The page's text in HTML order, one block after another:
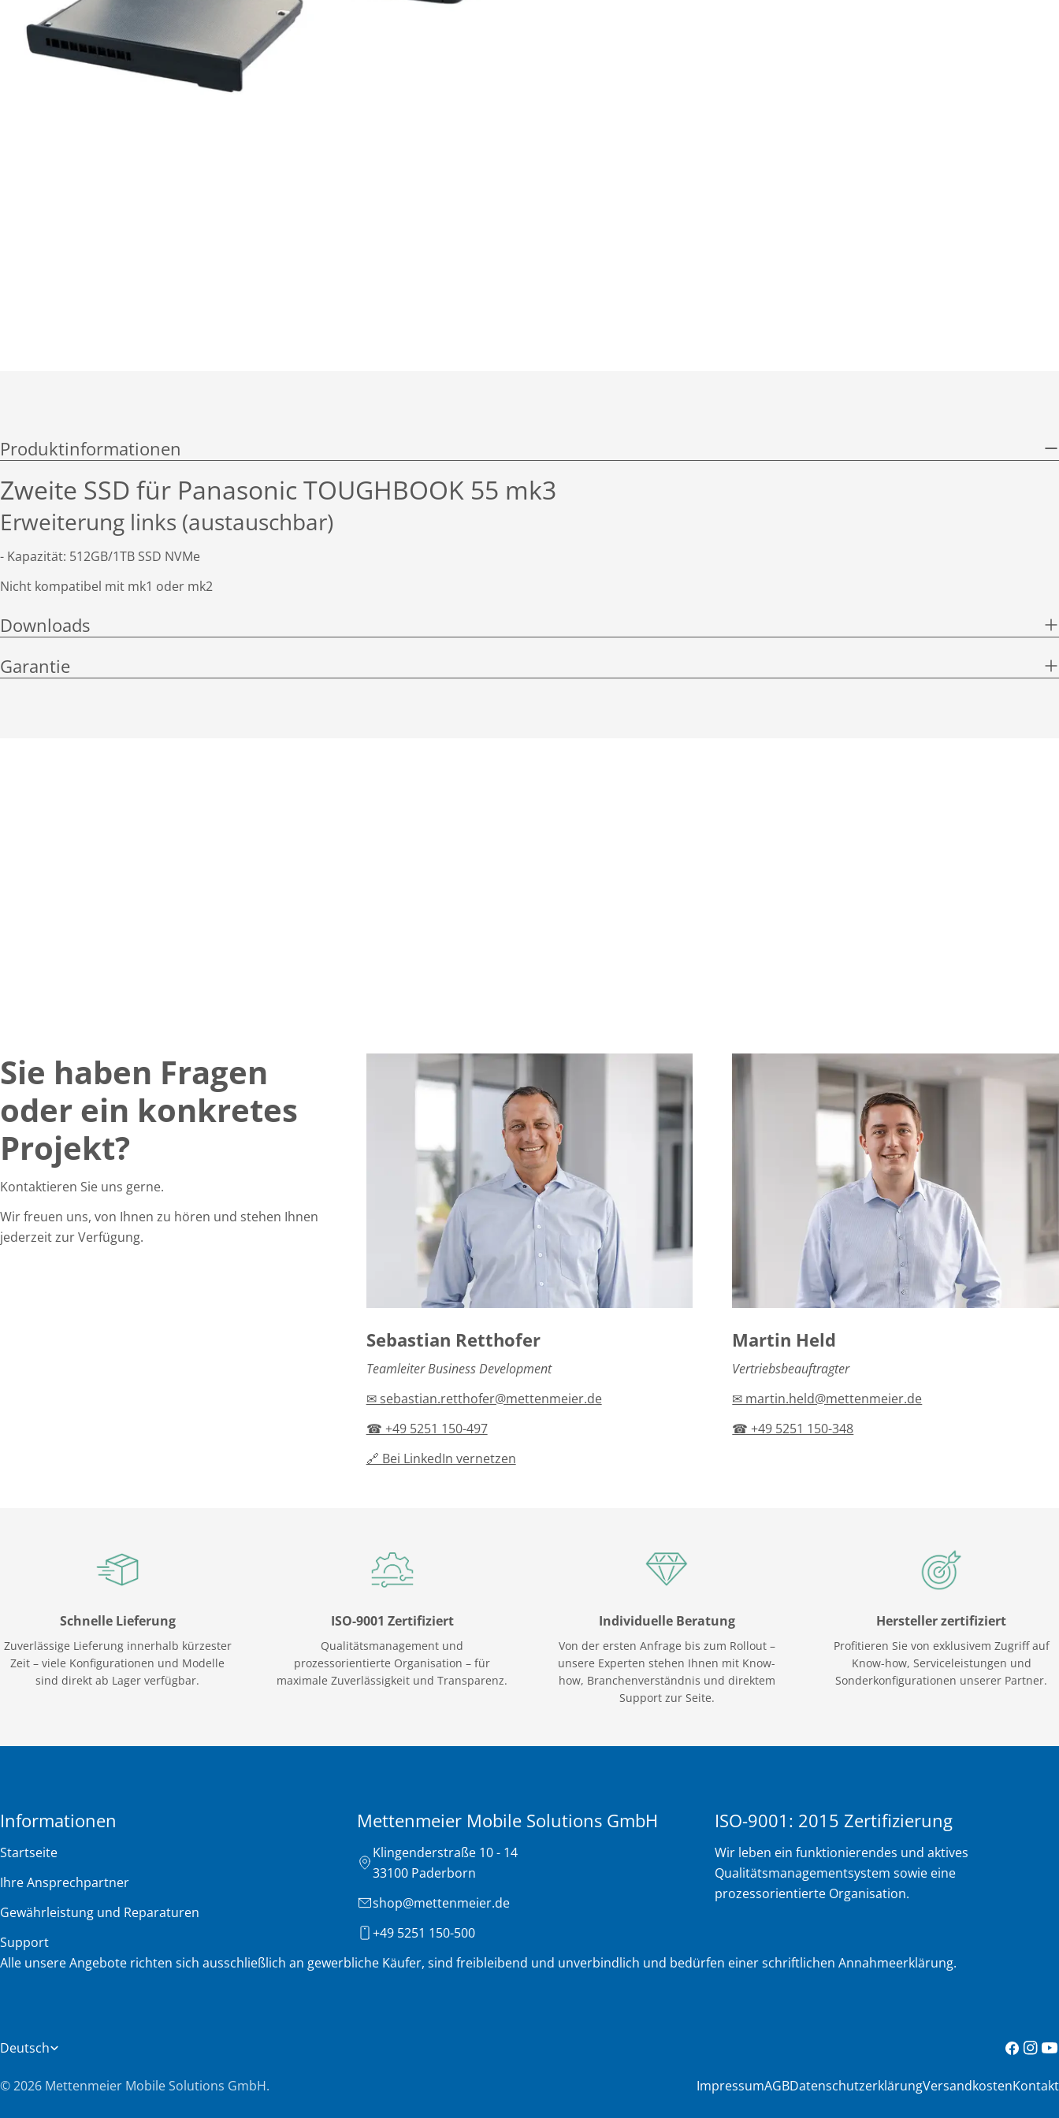
Sie das Medium 0 im Modalmodus
Produktinformationen
Zweite SSD für Panasonic TOUGHBOOK 55 mk3
Erweiterung links (austauschbar)
- Kapazität: 512GB/1TB SSD NVMe
Nicht kompatibel mit mk1 oder mk2
Downloads
Garantie
Sie haben Fragen
oder ein konkretes
Projekt?
Kontaktieren Sie uns gerne.
Wir freuen uns, von Ihnen zu hören und stehen Ihnen
jederzeit zur Verfügung.
Sebastian Retthofer
Teamleiter Business Development
✉ sebastian.retthofer@mettenmeier.de
☎ +49 5251 150-497
🔗 Bei LinkedIn vernetzen
Martin Held
Vertriebsbeauftragter
✉ martin.held@mettenmeier.de
☎ +49 5251 150-348
Schnelle Lieferung
Zuverlässige Lieferung innerhalb kürzester
Zeit – viele Konfigurationen und Modelle
sind direkt ab Lager verfügbar.
ISO-9001 Zertifiziert
Qualitätsmanagement und
prozessorientierte Organisation – für
maximale Zuverlässigkeit und Transparenz.
Individuelle Beratung
Von der ersten Anfrage bis zum Rollout –
unsere Experten stehen Ihnen mit Know-
how, Branchenverständnis und direktem
Support zur Seite.
Hersteller zertifiziert
Profitieren Sie von exklusivem Zugriff auf
Know-how, Serviceleistungen und
Sonderkonfigurationen unserer Partner.
Informationen
Startseite
Ihre Ansprechpartner
Gewährleistung und Reparaturen
Support
Mettenmeier Mobile Solutions GmbH
Klingenderstraße 10 - 14
33100 Paderborn
shop@mettenmeier.de
+49 5251 150-500
ISO-9001: 2015 Zertifizierung
Wir leben ein funktionierendes und aktives
Qualitätsmanagementsystem sowie eine
prozessorientierte Organisation.
Alle unsere Angebote richten sich ausschließlich an gewerbliche Käufer, sind freibleibend und unverbindlich und bedürfen einer schriftlichen Annahmeerklärung.
S
p
Deutsch Facebook
© 2026 Mettenmeier Mobile Solutions GmbH. ImpressumAGBDatenschutzerklärungVersandkostenKontakt